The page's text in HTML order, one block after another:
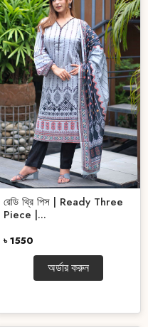
রেডি থ্রি পিস | Ready Three
Piece |...
৳ 1550
অর্ডার করুন